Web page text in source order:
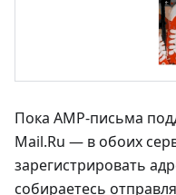
Пока AMP-письма
Mail.Ru — в обоих
зарегистрировать
собираетесь